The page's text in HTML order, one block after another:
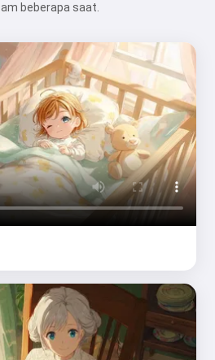
beberapa saat.